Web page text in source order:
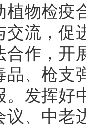
植物检疫
交流，促
合作，开
品、枪支
。发挥好
议、中老